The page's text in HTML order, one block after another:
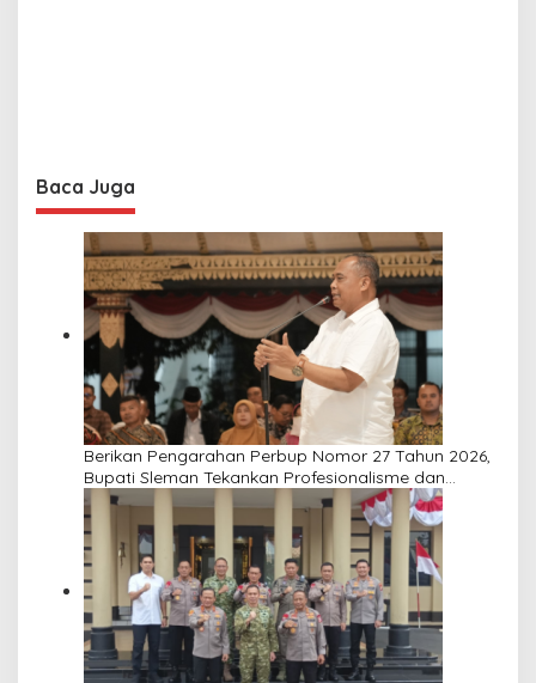
Baca Juga
Berikan Pengarahan Perbup Nomor 27 Tahun 2026,
Bupati Sleman Tekankan Profesionalisme dan
Pelayanan Masyarakat